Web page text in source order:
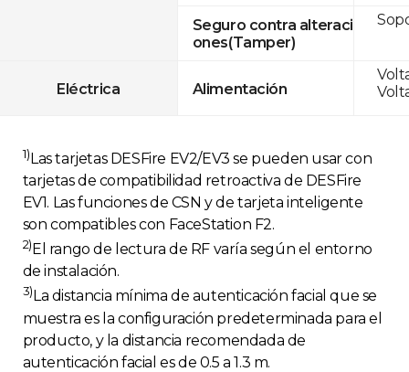
Seguro contra alteraci
ones(Tamper)
Eléctrica Alimentación
1)Las tarjetas DESFire EV2/EV3 se pueden usar con
tarjetas de compatibilidad retroactiva de DESFire
EV1. Las funciones de CSN y de tarjeta inteligente
son compatibles con FaceStation F2.
2) El rango de lectura de RF varía según el entorno
de instalación.
3) La distancia mínima de autenticación facial que se
muestra es la configuración predeterminada para el
producto, y la distancia recomendada de
autenticación facial es de 0.5 a 1.3 m.